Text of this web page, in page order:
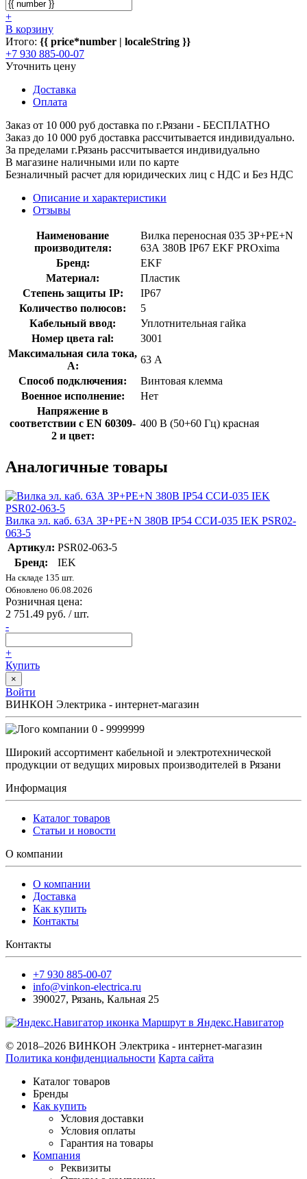
+
В корзину
Итого: {{ price*number | localeString }}
+7 930 885-00-07
Уточнить цену
Доставка
Оплата
Заказ от 10 000 руб доставка по г.Рязани - БЕСПЛАТНО
Заказ до 10 000 руб доставка рассчитывается индивидуально.
За пределами г.Рязань рассчитывается индивидуально
В магазине наличными или по карте
Безналичный расчет для юридических лиц с НДС и Без НДС
Описание и характеристики
Отзывы
Наименование
производителя:
Вилка переносная 035 3Р+РЕ+N
63А 380В IP67 EKF PROxima
Бренд:
EKF
Материал:
Пластик
Степень защиты IP:
IP67
Количество полюсов:
5
Кабельный ввод:
Уплотнительная гайка
Номер цвета ral:
3001
Максимальная сила тока,
А:
63 А
Способ подключения:
Винтовая клемма
Военное исполнение:
Нет
Напряжение в
соответствии с EN 60309-
2 и цвет:
400 В (50+60 Гц) красная
Аналогичные товары
Вилка эл. каб. 63А 3P+PE+N 380В IP54 ССИ-035 IEK PSR02-
063-5
Артикул: PSR02-063-5
Бренд:
IEK
На складе 135 шт.
Обновлено 06.08.2026
Розничная цена:
2 751.49 руб. / шт.
-
+
Купить
×
Войти
ВИНКОН Электрика - интернет-магазин
0 - 9999999
Широкий ассортимент кабельной и электротехнической
продукции от ведущих мировых производителей в Рязани
Информация
Каталог товаров
Статьи и новости
О компании
О компании
Доставка
Как купить
Контакты
Контакты
+7 930 885-00-07
info@vinkon-electrica.ru
390027, Рязань, Кальная 25
Маршрут в Яндекс.Навигатор
© 2018–2026 ВИНКОН Электрика - интернет-магазин
Политика конфиденциальности Карта сайта
Каталог товаров
Бренды
Как купить
Условия доставки
Условия оплаты
Гарантия на товары
Компания
Реквизиты